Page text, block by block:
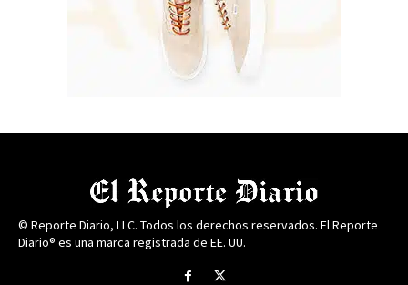
© Reporte Diario, LLC. Todos los derechos reservados. El Reporte
Diario® es una marca registrada de EE. UU.